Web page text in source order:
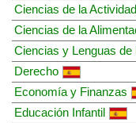
Ciencias de la
Ciencias de la
Ciencias y Lenguas de
Derecho
Economía y Finanzas
Educación Infantil